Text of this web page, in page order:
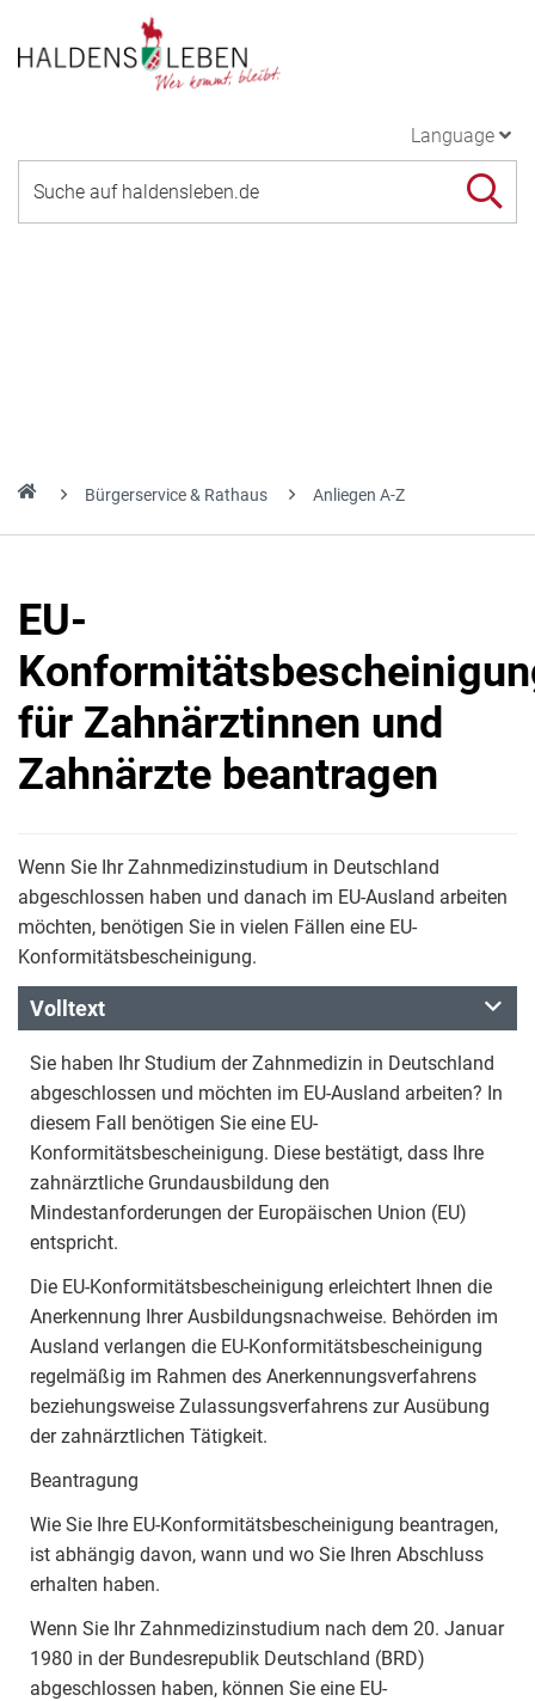
Language
Bürgerservice & Rathaus Anliegen A-Z
EU-
für Zahnärztinnen und
Zahnärzte beantragen
Wenn Sie Ihr Zahnmedizinstudium in Deutschland
abgeschlossen haben und danach im EU-Ausland arbeiten
möchten, benötigen Sie in vielen Fällen eine EU-
Konformitätsbescheinigung.
Volltext
Sie haben Ihr Studium der Zahnmedizin in Deutschland
abgeschlossen und möchten im EU-Ausland arbeiten? In
diesem Fall benötigen Sie eine EU-
Konformitätsbescheinigung. Diese bestätigt, dass Ihre
zahnärztliche Grundausbildung den
Mindestanforderungen der Europäischen Union (EU)
entspricht.
Die EU-Konformitätsbescheinigung erleichtert Ihnen die
Anerkennung Ihrer Ausbildungsnachweise. Behörden im
Ausland verlangen die EU-Konformitätsbescheinigung
regelmäßig im Rahmen des Anerkennungsverfahrens
beziehungsweise Zulassungsverfahrens zur Ausübung
der zahnärztlichen Tätigkeit.
Beantragung
Wie Sie Ihre EU-Konformitätsbescheinigung beantragen,
ist abhängig davon, wann und wo Sie Ihren Abschluss
erhalten haben.
Wenn Sie Ihr Zahnmedizinstudium nach dem 20. Januar
1980 in der Bundesrepublik Deutschland (BRD)
abgeschlossen haben, können Sie eine EU-